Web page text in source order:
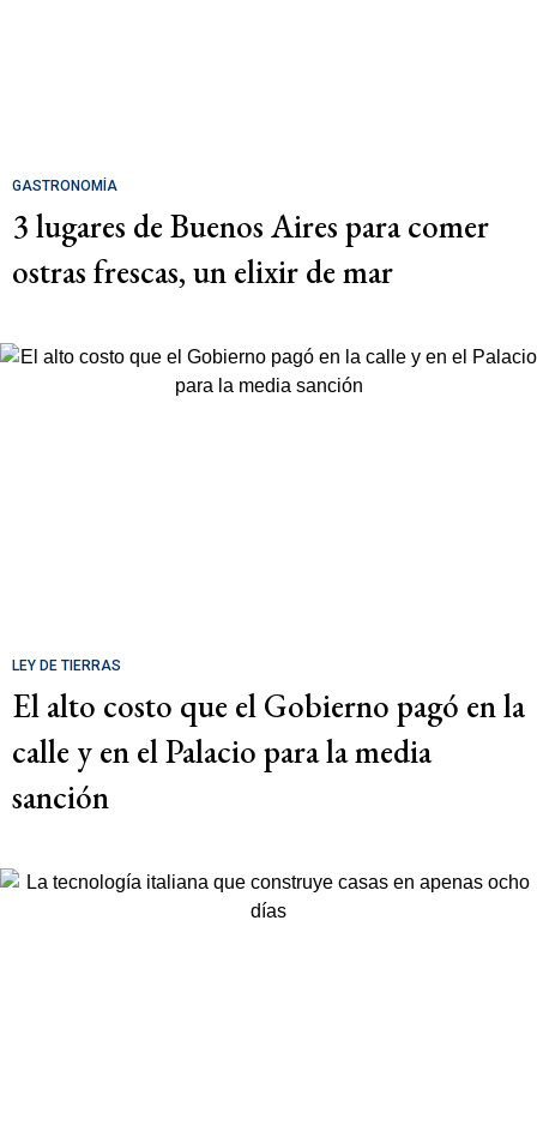
GASTRONOMÍA
3 lugares de Buenos Aires para comer
ostras frescas, un elixir de mar
LEY DE TIERRAS
El alto costo que el Gobierno pagó en la
calle y en el Palacio para la media
sanción